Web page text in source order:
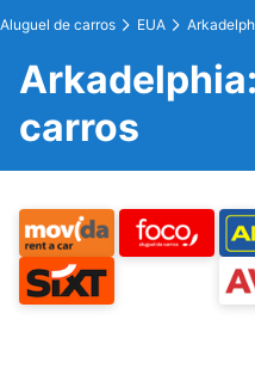
Aluguel de carros EUA
carros